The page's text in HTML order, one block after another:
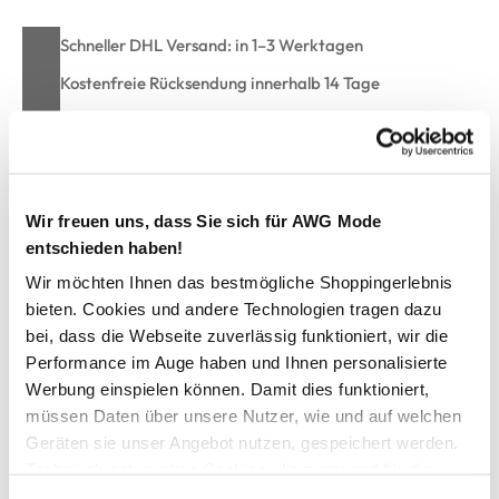
Wir freuen uns, dass Sie sich für AWG Mode
entschieden haben!
Wir möchten Ihnen das bestmögliche Shoppingerlebnis
bieten. Cookies und andere Technologien tragen dazu
bei, dass die Webseite zuverlässig funktioniert, wir die
Performance im Auge haben und Ihnen personalisierte
Werbung einspielen können. Damit dies funktioniert,
müssen Daten über unsere Nutzer, wie und auf welchen
Geräten sie unser Angebot nutzen, gespeichert werden.
Schneller DHL Versand: in 1–3 Werktagen
Kostenfreie Rücksendung innerhalb 14 Tage
Damen Shirt im Materialmix
Lässiges Shirt unifarben von Sure
Mit weitem Rundhalsausschnitt
Überschnittene Ärmel
Vorne im Blusenstoff